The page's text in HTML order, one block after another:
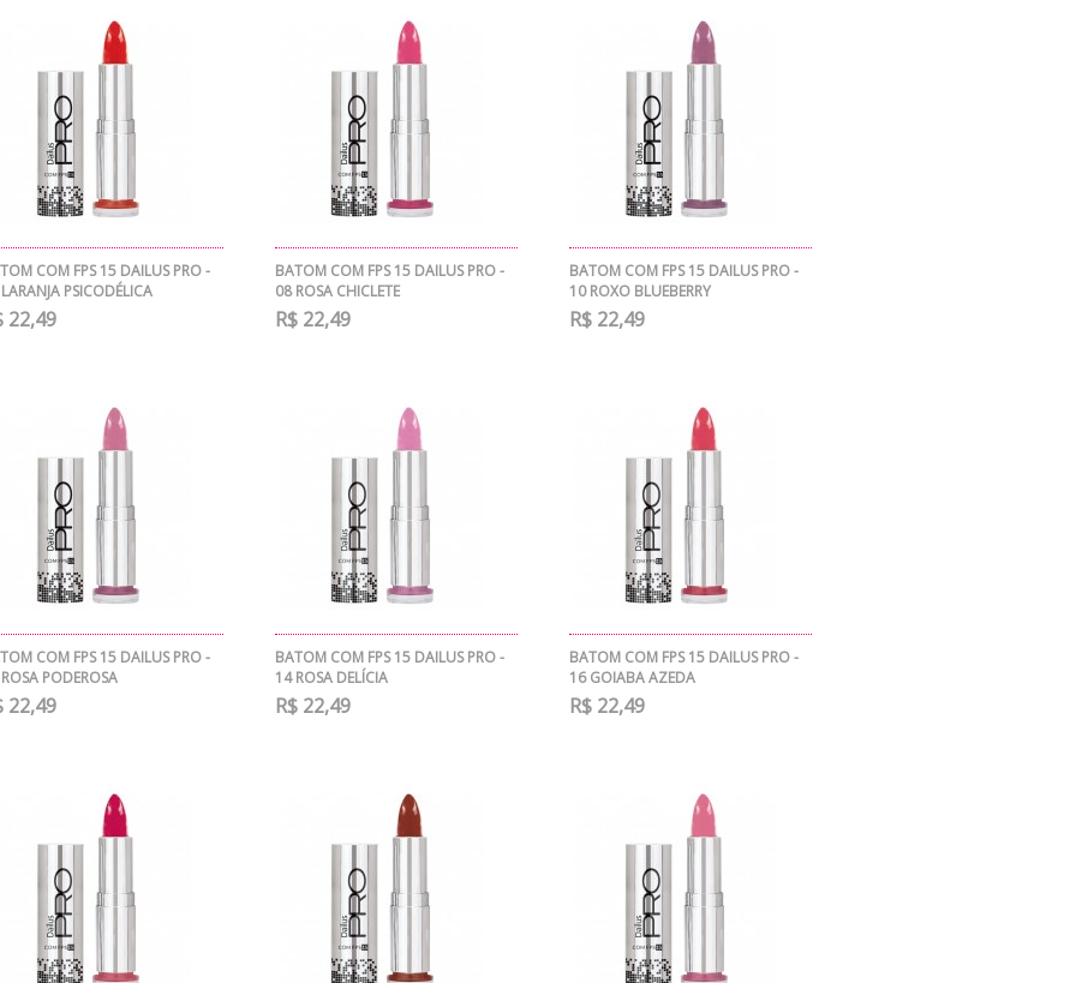
COM FPS 15 DAILUS PRO -
PSICODÉLICA
22,49
BATOM COM FPS 15 DAILUS PRO -
08 ROSA CHICLETE
R$ 22,49
BATOM COM FPS 15 DAILUS PRO -
10 ROXO BLUEBERRY
R$ 22,49
COM FPS 15 DAILUS PRO -
PODEROSA
22,49
BATOM COM FPS 15 DAILUS PRO -
14 ROSA DELÍCIA
R$ 22,49
BATOM COM FPS 15 DAILUS PRO -
16 GOIABA AZEDA
R$ 22,49